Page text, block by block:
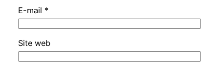
E-mail *
Site web